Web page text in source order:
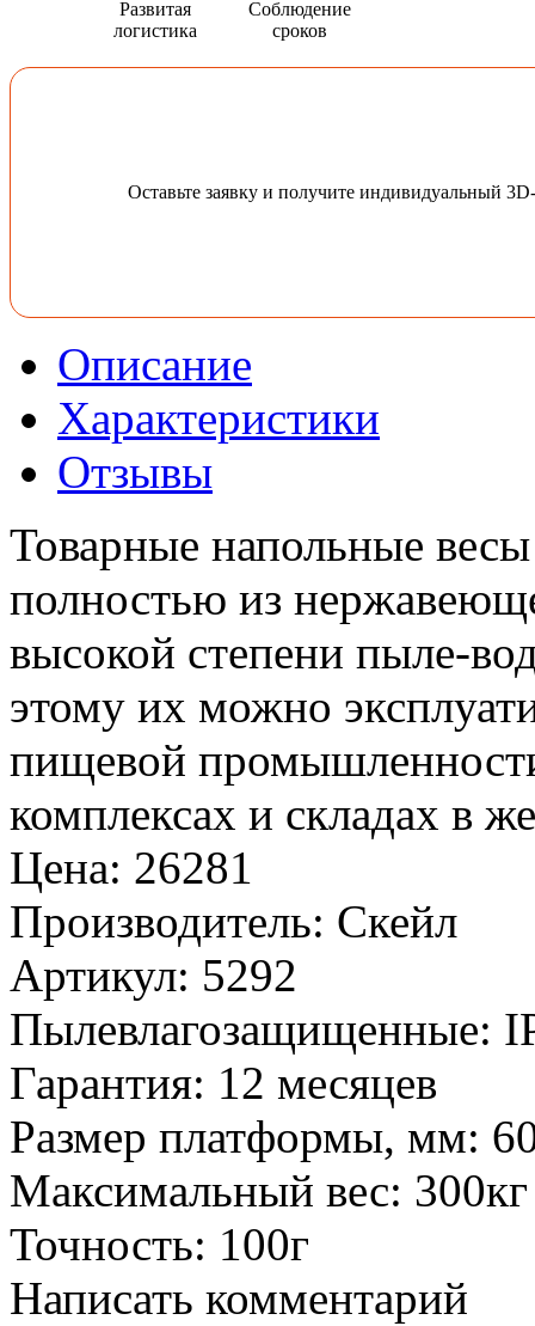
Развитая
логистика
Соблюдение
сроков
Оставьте заявку и получите индивидуальный
Описание
Характеристики
Отзывы
Товарные напольные
полностью из
высокой степени пыле-
этому их можно
пищевой
комплексах и складах в
Цена: 26281
Производитель: Скейл
Артикул: 5292
Пылевлагозащищенные:
Гарантия: 12 месяцев
Размер платформы, мм:
Максимальный вес: 300кг
Точность: 100г
Написать комментарий